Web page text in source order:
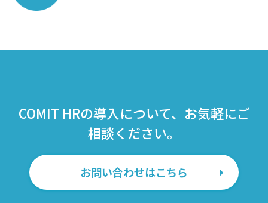
COMIT HRの導入について、お気軽にご
相談ください。
お問い合わせはこちら